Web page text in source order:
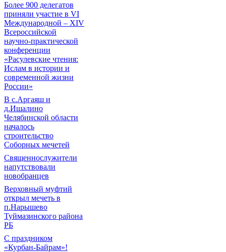
Более 900 делегатов
приняли участие в VI
Международной – ХIV
Всероссийской
научно-практической
конференции
«Расулевские чтения:
Ислам в истории и
современной жизни
России»
В с.Аргаяш и
д.Ишалино
Челябинской области
началось
строительство
Соборных мечетей
Священнослужители
напутствовали
новобранцев
Верховный муфтий
открыл мечеть в
п.Нарышево
Туймазинского района
РБ
С праздником
«Курбан-Байрам»!